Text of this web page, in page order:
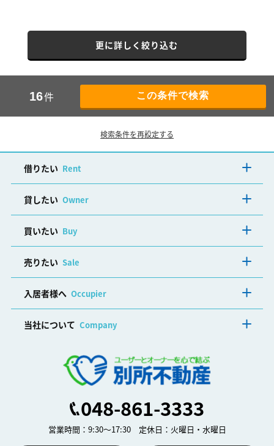
更に詳しく絞り込む
16件
検索条件を再設定する
借りたい Rent
貸したい Owner
買いたい Buy
売りたい Sale
入居者様へ Occupier
当社について Company
048-861-3333
営業時間：9:30～17:30 定休日：火曜日・水曜日